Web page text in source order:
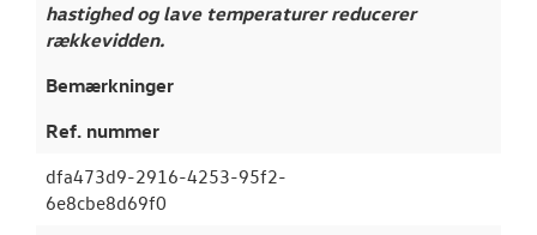
hastighed og lave temperaturer reducerer
rækkevidden.
Bemærkninger
Ref. nummer
dfa473d9-2916-4253-95f2-
6e8cbe8d69f0